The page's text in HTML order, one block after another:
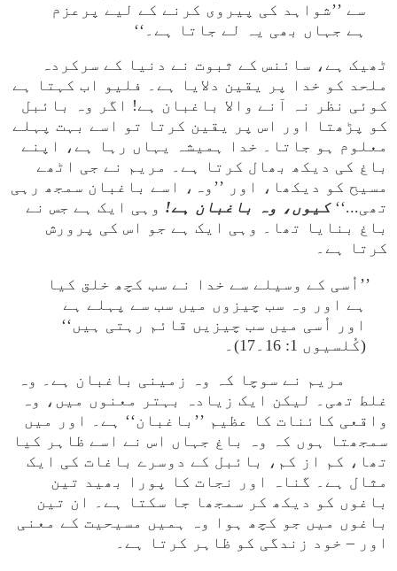
سے ’’شواہد کی پیروی کرنے کے لیے پرعزم
ہے جہاں بھی یہ لے جاتا ہے۔‘‘
ٹھیک ہے، سائنس کے ثبوت نے دنیا کے سرکردہ
ملحد کو خدا پر یقین دلایا ہے۔ فلیو اب کہتا ہے
کوئی نظر نہ آنے والا باغبان ہے! اگر وہ بائبل
کو پڑھتا اور اس پر یقین کرتا تو اسے بہت پہلے
معلوم ہو جاتا۔ خدا ہمیشہ یہاں رہا ہے، اپنے
باغ کی دیکھ بھال کرتا ہے۔ مریم نے جی اٹھے
مسیح کو دیکھا، اور ’’وہ، اسے باغبان سمجھ رہی
تھی...‘‘کیوں، وہ باغبان ہے! وہی ایک ہے جس نے
باغ بنایا تھا۔ وہی ایک ہے جو اس کی پرورش
کرتا ہے۔
’’اُسی کے وسیلے سے خدا نے سب کچھ خلق کیا
ہے اور وہ سب چیزوں میں سب سے پہلے ہے
اور اُسی میں سب چیزیں قائم رہتی ہیں‘‘
(کُلسیوں 1: 16۔17)۔
مریم نے سوچا کہ وہ زمینی باغبان ہے۔ وہ
غلط تھی۔ لیکن ایک زیادہ بہتر معنوں میں، وہ
واقعی کائنات کا عظیم ’’باغبان‘‘ ہے۔ اور میں
سمجھتا ہوں کہ وہ باغ جہاں اس نے اسے ظاہر کیا
تھا، کم از کم، بائبل کے دوسرے باغات کی ایک
مثال ہے۔ گناہ اور نجات کا پورا بھید تین
باغوں کو دیکھ کر سمجھا جا سکتا ہے۔ ان تین
باغوں میں جو کچھ ہوا وہ ہمیں مسیحیت کے معنی
اور – خود زندگی کو ظاہر کرتا ہے۔